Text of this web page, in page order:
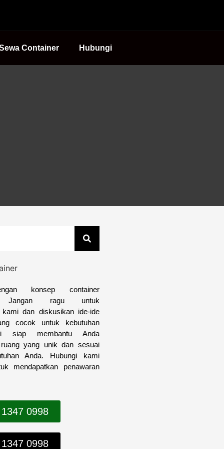
Container Hubungi
konsep container
Jangan ragu untuk
kami dan diskusikan ide-ide
cocok untuk kebutuhan
siap membantu Anda
yang unik dan sesuai
Anda. Hubungi kami
mendapatkan penawaran
0998
0998